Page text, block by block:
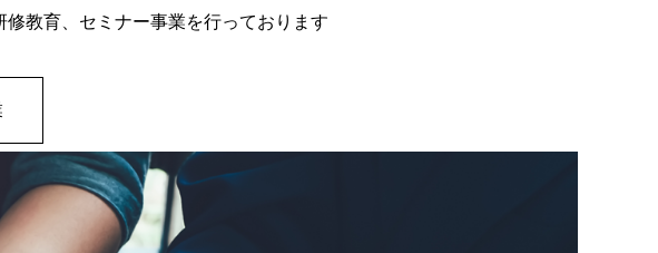
教育、セミナー事業を行っております